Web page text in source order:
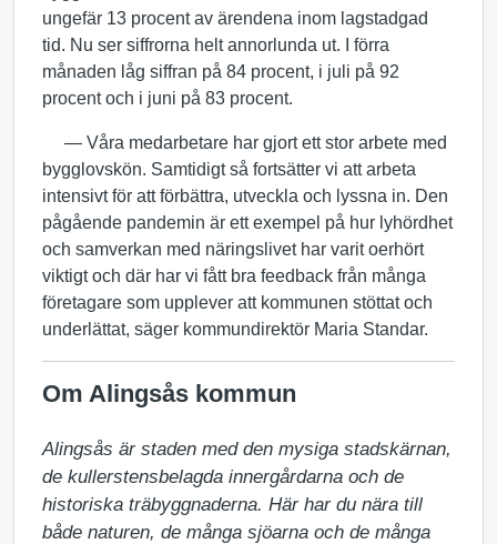
ungefär 13 procent av ärendena inom lagstadgad
tid. Nu ser siffrorna helt annorlunda ut. I förra
månaden låg siffran på 84 procent, i juli på 92
procent och i juni på 83 procent.
— Våra medarbetare har gjort ett stor arbete med
bygglovskön. Samtidigt så fortsätter vi att arbeta
intensivt för att förbättra, utveckla och lyssna in. Den
pågående pandemin är ett exempel på hur lyhördhet
och samverkan med näringslivet har varit oerhört
viktigt och där har vi fått bra feedback från många
företagare som upplever att kommunen stöttat och
underlättat, säger kommundirektör Maria Standar.
Om Alingsås kommun
Alingsås är staden med den mysiga stadskärnan,
de kullerstensbelagda innergårdarna och de
historiska träbyggnaderna. Här har du nära till
både naturen, de många sjöarna och de många